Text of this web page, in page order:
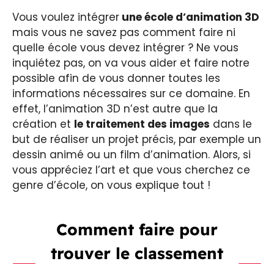
Vous voulez intégrer une école d’animation 3D
mais vous ne savez pas comment faire ni
quelle école vous devez intégrer ? Ne vous
inquiétez pas, on va vous aider et faire notre
possible afin de vous donner toutes les
informations nécessaires sur ce domaine. En
effet, l’animation 3D n’est autre que la
création et le traitement des images dans le
but de réaliser un projet précis, par exemple un
dessin animé ou un film d’animation. Alors, si
vous appréciez l’art et que vous cherchez ce
genre d’école, on vous explique tout !
Comment faire pour
trouver le classement